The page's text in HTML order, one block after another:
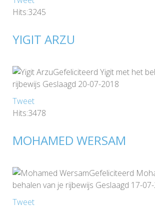
Hits:3245
YIGIT ARZU
Gefeliciteerd Yigit met het
rijbewijs Geslaagd 20-07-2018
Tweet
Hits:3478
MOHAMED WERSAM
Gefeliciteerd
behalen van je rijbewijs Geslaagd 17-
Tweet